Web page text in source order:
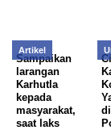
Artikel
Sampaikan
larangan
Karhutla
kepada
masyarakat,
saat laks